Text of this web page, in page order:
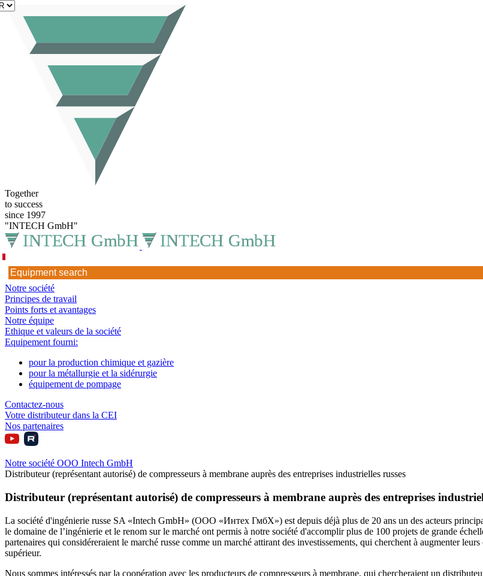
Together
to success
since 1997
"INTECH GmbH"
FR
Notre société
Principes de travail
Points forts et avantages
Notre équipe
Ethique et valeurs de la société
Equipement fourni:
pour la production chimique et gazière
pour la métallurgie et la sidérurgie
équipement de pompage
Contactez-nous
Votre distributeur dans la CEI
Nos partenaires
Notre société OOO Intech GmbH
Distributeur (représentant autorisé) de compresseurs à membrane auprès des entreprises industrielles russes
Distributeur (représentant autorisé) de compresseurs à membrane auprès des entreprises
La société d'ingénierie russe SA «Intech GmbH» (ООО «Интех ГмбХ») est depuis déjà plus de 20 ans un des acteurs
le domaine de l’ingénierie et le renom sur le marché ont permis à notre société d'accomplir plus de 100 projets de grande
partenaires qui considéreraient le marché russe comme un marché attirant des investissements, qui cherchent à augmenter
supérieur.
Nous sommes intéressés par la coopération avec les producteurs de compresseurs à membrane, qui chercheraient un